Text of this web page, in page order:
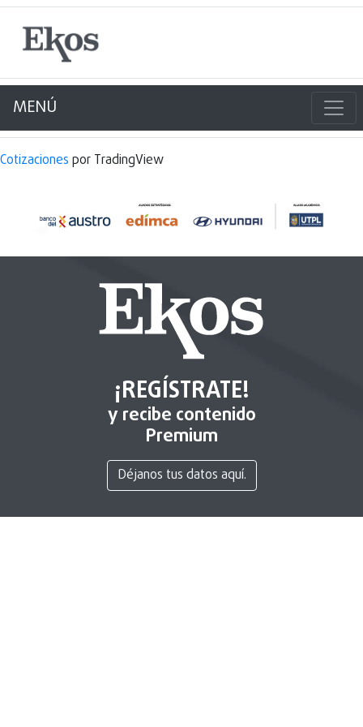
MENÚ
Cotizaciones por TradingView
¡REGÍSTRATE!
y recibe contenido
Premium
Déjanos tus datos aquí.